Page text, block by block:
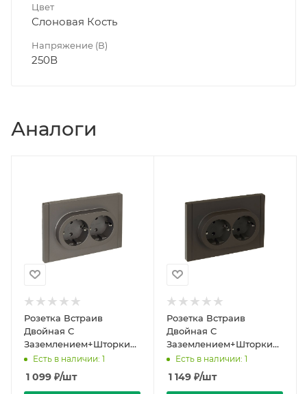
Цвет
Слоновая Кость
Напряжение (В)
250В
Аналоги
Розетка Встраив
Двойная С
Заземлением+Шторки
Сталь IP20 16А 250В
FORTE&PIANO IEK
Есть в наличии: 1
1 099 ₽/шт
Розетка Встраив
Двойная С
Заземлением+Шторки
Серый IP20 16А 250В
FORTE&PIANO IEK
Есть в наличии: 1
1 149 ₽/шт